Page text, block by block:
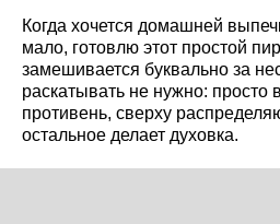
Когда хочется домашней
мало, готовлю этот простой
замешивается буквально за
раскатывать не нужно: просто
противень, сверху
остальное делает духовка.